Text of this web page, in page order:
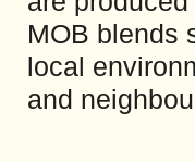
MOB blends
local
and